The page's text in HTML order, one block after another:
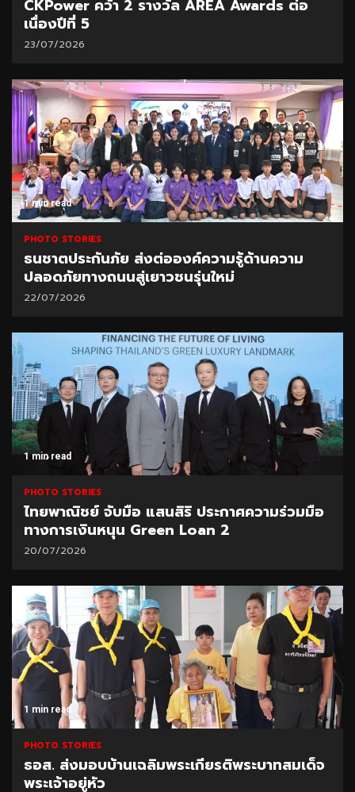
CKPower คว้า 2 รางวัล AREA Awards ต่อ
เนื่องปีที่ 5
23/07/2026
1 min read
PHOTO STORIES
ธนชาตประกันภัย ส่งต่อองค์ความรู้ด้านความ
ปลอดภัยทางถนนสู่เยาวชนรุ่นใหม่
22/07/2026
1 min read
PHOTO STORIES
ไทยพาณิชย์ จับมือ แสนสิริ ประกาศความร่วมมือ
ทางการเงินหนุน Green Loan 2
20/07/2026
1 min read
PHOTO STORIES
ธอส. ส่งมอบบ้านเฉลิมพระเกียรติพระบาทสมเด็จ
พระเจ้าอยู่หัว